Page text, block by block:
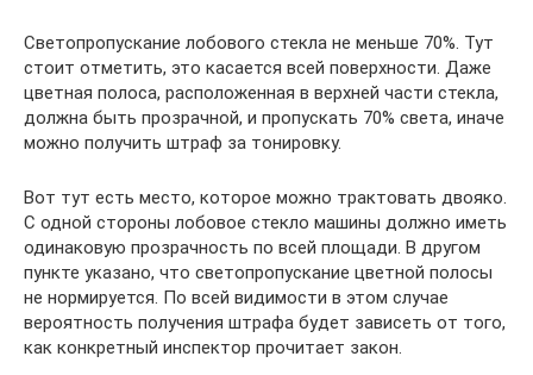
Светопропускание лобового стекла не меньше 70%. Тут
стоит отметить, это касается всей поверхности. Даже
цветная полоса, расположенная в верхней части стекла,
должна быть прозрачной, и пропускать 70% света, иначе
можно получить штраф за тонировку.
Вот тут есть место, которое можно трактовать двояко.
С одной стороны лобовое стекло машины должно иметь
одинаковую прозрачность по всей площади. В другом
пункте указано, что светопропускание цветной полосы
не нормируется. По всей видимости в этом случае
вероятность получения штрафа будет зависеть от того,
как конкретный инспектор прочитает закон.